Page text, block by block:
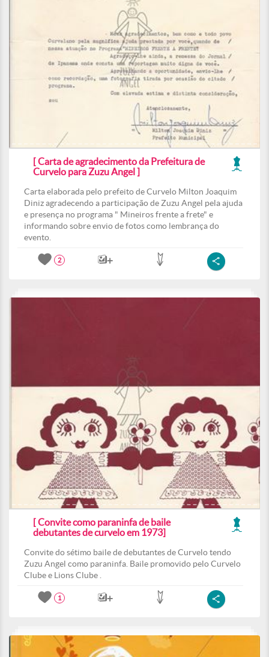
[ Carta de agradecimento da Prefeitura de
Curvelo para Zuzu Angel ]
Carta elaborada pelo prefeito de Curvelo Milton Joaquim
Diniz agradecendo a participação de Zuzu Angel pela ajuda
e presença no programa " Mineiros frente a frete" e
informando sobre envio de fotos como lembrança do
evento.
2
[ Convite como paraninfa de baile
debutantes de curvelo em 1973]
Convite do sétimo baile de debutantes de Curvelo tendo
Zuzu Angel como paraninfa. Baile promovido pelo Curvelo
Clube e Lions Clube .
1